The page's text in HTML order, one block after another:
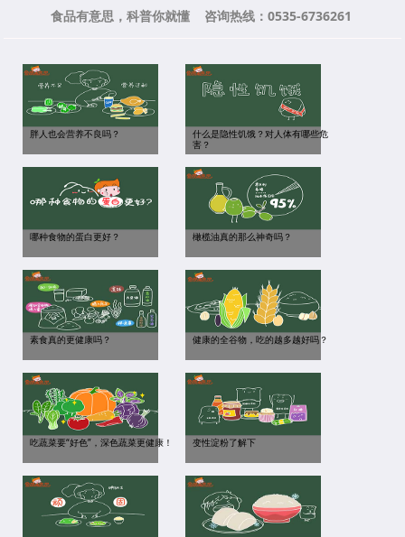
食品有意思，科普你就懂 咨询热线：0535-6736261
胖人也会营养不良吗？
什么是隐性饥饿？对人体有哪些危
害？
哪种食物的蛋白更好？ 橄榄油真的那么神奇吗？
素食真的更健康吗？ 健康的全谷物，吃的越多越好吗？
吃蔬菜要“好色”，深色蔬菜更健康！ 变性淀粉了解下